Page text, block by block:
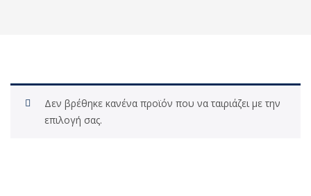
Δεν βρέθηκε κανένα προϊόν που να ταιριάζει με την
επιλογή σας.